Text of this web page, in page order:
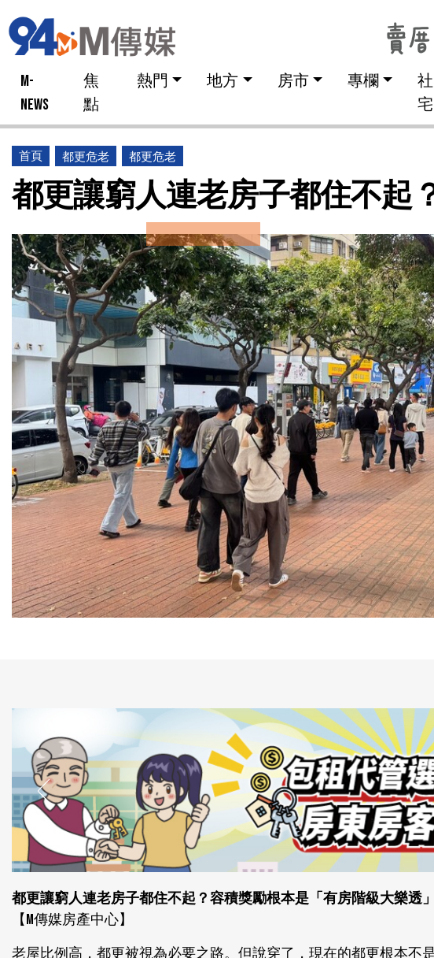
M-
NEWS
焦
點
熱門 地方 房市 專欄
社
宅
首頁 都更危老 都更危老
都更讓窮人連老房子都住不起
都更讓窮人連老房子都住不起？容積獎勵根本是「有房階級大樂透」
【M傳媒房產中心】
老屋比例高，都更被視為必要之路。但說穿了，現在的都更根本不